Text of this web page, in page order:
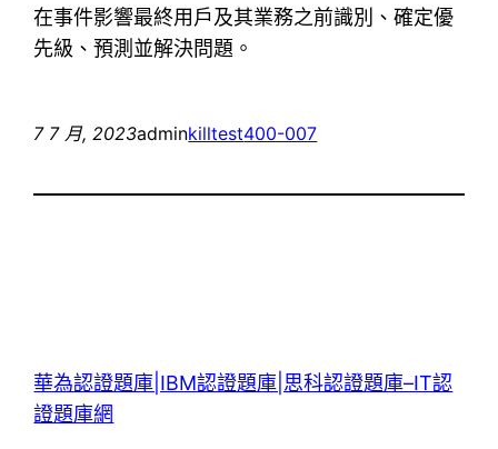
在事件影響最終用戶及其業務之前識別、確定優
先級、預測並解決問題。
7 7 月, 2023adminkilltest400-007
華為認證題庫|IBM認證題庫|思科認證題庫–IT認
證題庫網